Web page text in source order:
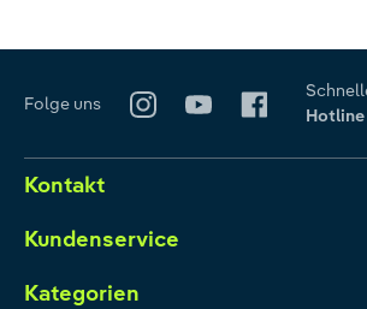
Folge uns
Hotline
Kontakt
Kundenservice
Kategorien